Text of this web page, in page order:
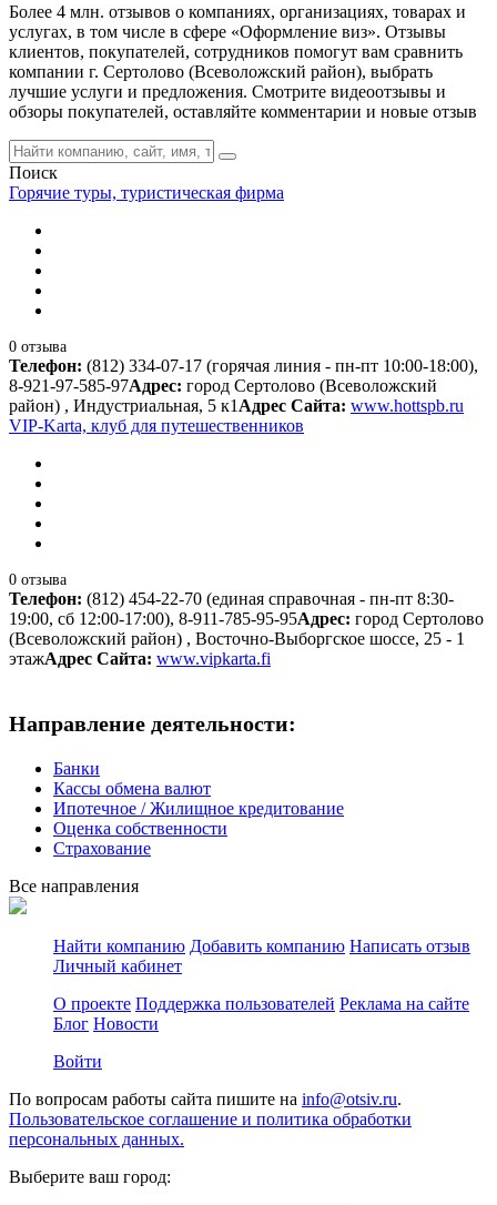
Более 4 млн. отзывов о компаниях, организациях, товарах и
услугах, в том числе в сфере «Оформление виз». Отзывы
клиентов, покупателей, сотрудников помогут вам сравнить
компании г. Сертолово (Всеволожский район), выбрать
лучшие услуги и предложения. Смотрите видеоотзывы и
обзоры покупателей, оставляйте комментарии и новые отзыв
Поиск
Горячие туры, туристическая фирма
0 отзыва
Телефон: (812) 334-07-17 (горячая линия - пн-пт 10:00-18:00),
8-921-97-585-97Адрес: город Сертолово (Всеволожский
район) , Индустриальная, 5 к1 Адрес Сайта: www.hottspb.ru
VIP-Karta, клуб для путешественников
0 отзыва
Телефон: (812) 454-22-70 (единая справочная - пн-пт 8:30-
19:00, сб 12:00-17:00), 8-911-785-95-95Адрес: город Сертолово
(Всеволожский район) , Восточно-Выборгское шоссе, 25 - 1
этажАдрес Сайта: www.vipkarta.fi
Направление деятельности:
Банки
Кассы обмена валют
Ипотечное / Жилищное кредитование
Оценка собственности
Страхование
Все направления
Найти компанию Добавить компанию Написать отзыв
Личный кабинет
О проекте Поддержка пользователей Реклама на сайте
Блог Новости
Войти
По вопросам работы сайта пишите на info@otsiv.ru.
Пользовательское соглашение и политика обработки
персональных данных.
Выберите ваш город: